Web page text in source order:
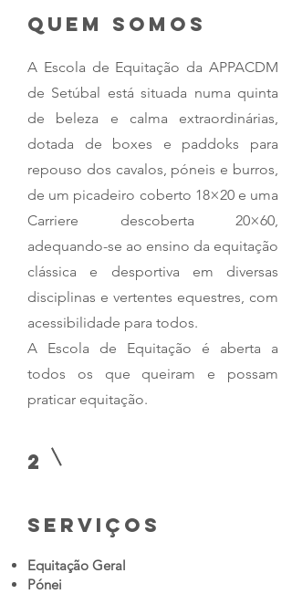
quem somos
A Escola de Equitação da APPACDM
de Setúbal está situada numa quinta
de beleza e calma extraordinárias,
dotada de boxes e paddoks para
repouso dos cavalos, póneis e burros,
de um picadeiro coberto 18×20 e uma
Carriere descoberta 20×60,
adequando-se ao ensino da equitação
clássica e desportiva em diversas
disciplinas e vertentes equestres, com
acessibilidade para todos.
A Escola de Equitação é aberta a
todos os que queiram e possam
praticar equitação.
2
serviços
Equitação Geral
Pónei